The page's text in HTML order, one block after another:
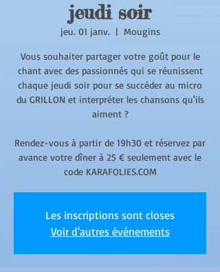
jeudi soir
jeu. 01 janv.
  |
Mougins
Vous souhaiter partager votre goût pour le
chant avec des passionnés qui se réunissent
chaque jeudi soir pour se succéder au micro
du GRILLON et interpréter les chansons qu'ils
aiment ?
Rendez-vous à partir de 19h30 et réservez par
avance votre dîner à 25 € seulement avec le
code KARAFOLIES.COM
Les inscriptions sont closes
Voir d'autres événements